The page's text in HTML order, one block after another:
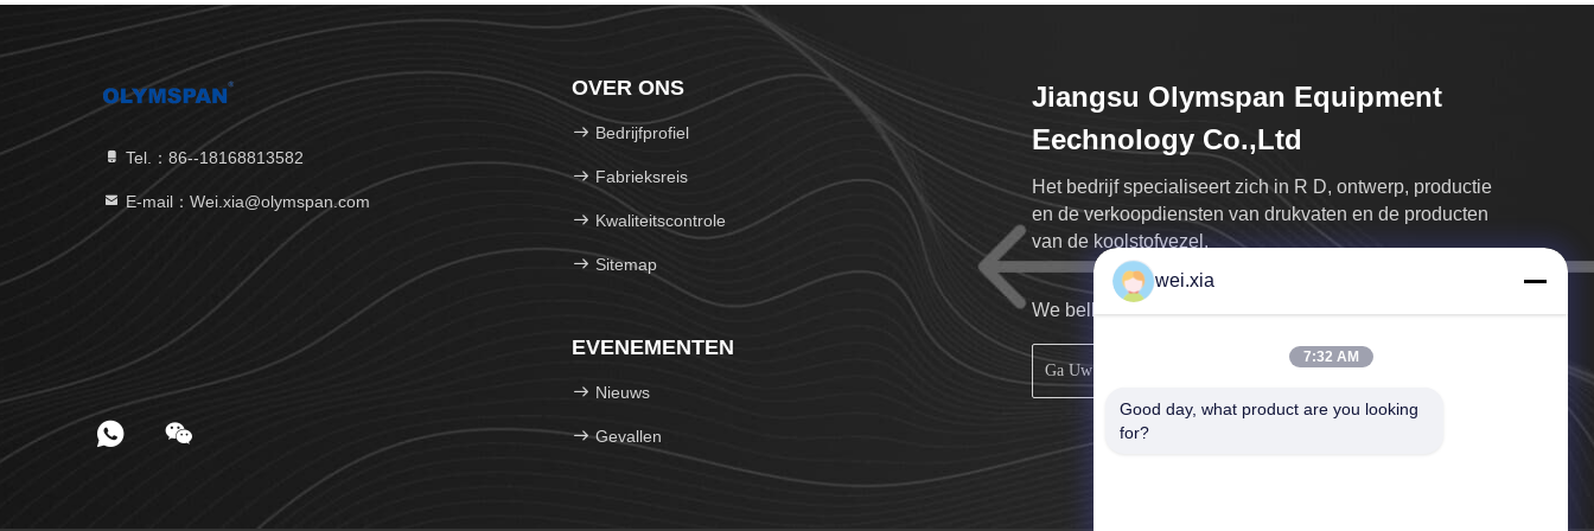
Tel.：86--18168813582
E-mail：Wei.xia@olymspan.com
OVER ONS
Bedrijfprofiel
Fabrieksreis
Kwaliteitscontrole
Sitemap
EVENEMENTEN
Nieuws
Gevallen
Jiangsu Olymspan Equipment
Eechnology Co.,Ltd
Het bedrijf specialiseert zich in R D, ontwerp, productie
en de verkoopdiensten van drukvaten en de producten
van de koolstofvezel.
We bellen u zo snel mogelijk terug.
wei.xia
7:32 AM
Good day, what product are you looking
for?